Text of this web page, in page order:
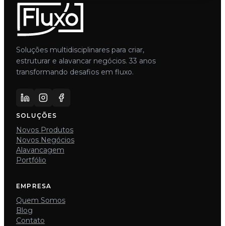
Soluções multidisciplinares para criar,
estruturar e alavancar negócios. 33 anos
transformando desafios em fluxo.
SOLUÇÕES
Novos Produtos
Novos Negócios
Alavancagem
Portfólio
EMPRESA
Quem Somos
Blog
Contato